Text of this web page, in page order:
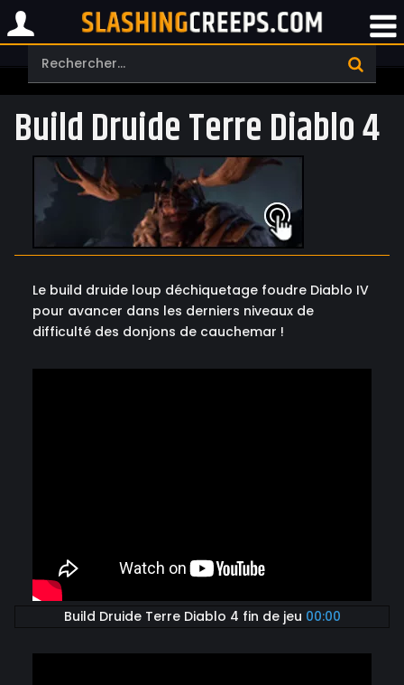
Build Druide Terre Diablo 4
Le build druide loup déchiquetage foudre Diablo IV
pour avancer dans les derniers niveaux de
difficulté des donjons de cauchemar !
Build Druide Terre Diablo 4 fin de jeu 00:00